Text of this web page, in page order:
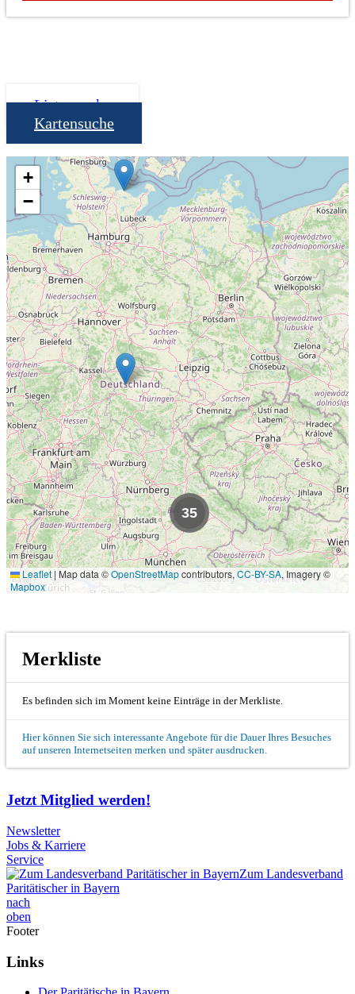
Listensuche
Kartensuche
35
+
−
Leaflet | Map data ©OpenStreetMapcontributors, CC-BY-SA, Imagery ©
Mapbox
Merkliste
Es befinden sich im Moment keine Einträge in der Merkliste.
Hier können Sie sich interessante Angebote für die Dauer Ihres Besuches
auf unseren Internetseiten merken und später ausdrucken.
Jetzt Mitglied werden!
Newsletter
Jobs & Karriere
Service
Zum Landesverband
Paritätischer in Bayern
nach
oben
Footer
Links